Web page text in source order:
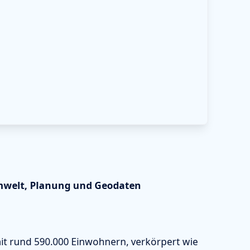
Planung und Geodaten
rund 590.000 Einwohnern, verkörpert wie